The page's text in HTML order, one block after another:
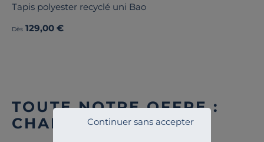
Continuer sans accepter
Tapis polyester recyclé uni Bao
Dès 129,00 €
TOUTE NOTRE OFFRE :
CHAISES DE BUREAU